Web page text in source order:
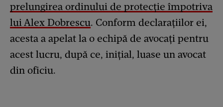
prelungirea ordinului de protecție împotriva
lui Alex Dobrescu. Conform declarațiilor ei,
acesta a apelat la o echipă de avocați pentru
acest lucru, după ce, inițial, luase un avocat
din oficiu.